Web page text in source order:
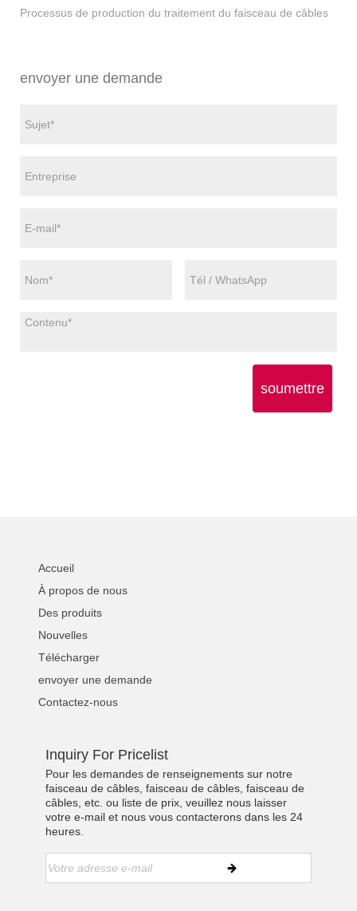
Processus de production du traitement du faisceau de câbles
envoyer une demande
soumettre
Accueil
À propos de nous
Des produits
Nouvelles
Télécharger
envoyer une demande
Contactez-nous
Inquiry For Pricelist
Pour les demandes de renseignements sur notre
faisceau de câbles, faisceau de câbles, faisceau de
câbles, etc. ou liste de prix, veuillez nous laisser
votre e-mail et nous vous contacterons dans les 24
heures.